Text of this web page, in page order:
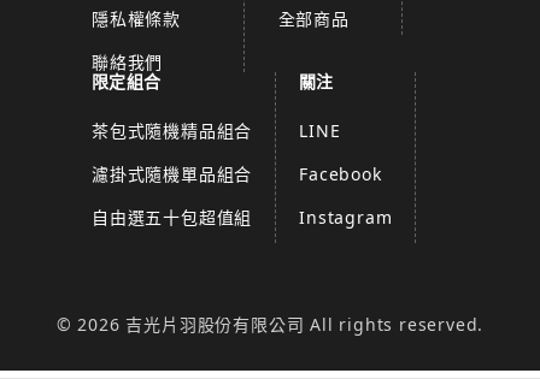
隱私權條款
聯絡我們
全部商品
限定組合
茶包式隨機精品組合
濾掛式隨機單品組合
自由選五十包超值組
關注
LINE
Facebook
Instagram
© 2026 吉光片羽股份有限公司 All rights reserved.